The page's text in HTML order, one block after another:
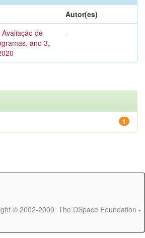
Autor(es)
de
ano 3,
-
1
© 2002-2009 The DSpace Foundation -